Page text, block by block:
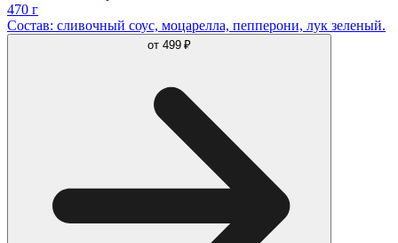
470 г
Состав: сливочный соус, моцарелла, пепперони, лук зеленый.
от 499 ₽